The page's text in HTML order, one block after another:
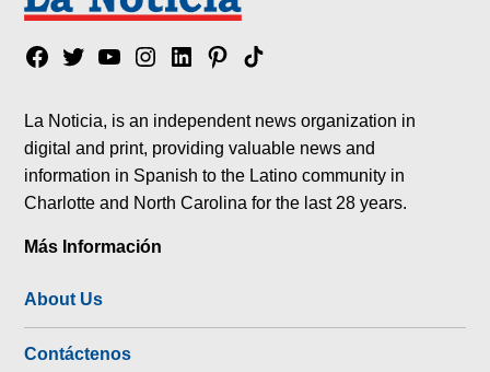
Facebook
TwitterYouTubeInstagram
LinkedinPinterest
Tik
La Noticia, is an independent news organization in
digital and print, providing valuable news and
information in Spanish to the Latino community in
Charlotte and North Carolina for the last 28 years.
Más Información
About Us
Contáctenos